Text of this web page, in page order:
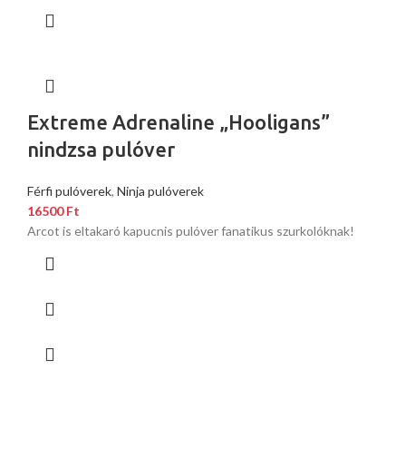
Extreme Adrenaline „Hooligans”
nindzsa pulóver
Férfi pulóverek, Ninja pulóverek
16500Ft
Arcot is eltakaró kapucnis pulóver fanatikus szurkolóknak!